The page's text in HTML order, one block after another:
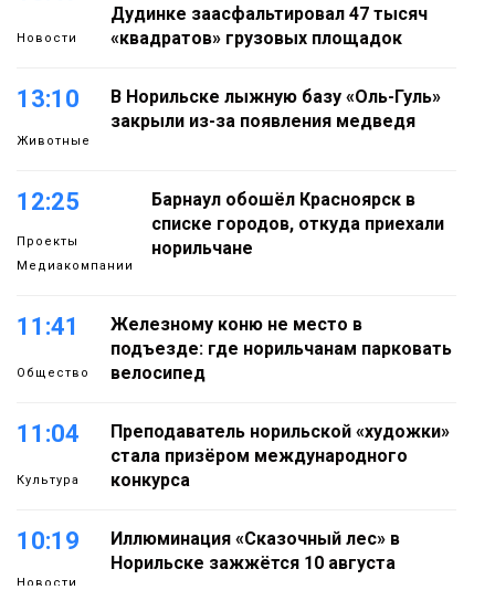
Новости
Дудинке заасфальтировал 47 тысяч
«квадратов» грузовых площадок
13:10
Животные
В Норильске лыжную базу «Оль-Гуль»
закрыли из-за появления медведя
12:25
Проекты
Медиакомпании
Барнаул обошёл Красноярск в
списке городов, откуда приехали
норильчане
11:41
Общество
Железному коню не место в
подъезде: где норильчанам парковать
велосипед
11:04
Культура
Преподаватель норильской «художки»
стала призёром международного
конкурса
10:19
Новости
Иллюминация «Сказочный лес» в
Норильске зажжётся 10 августа